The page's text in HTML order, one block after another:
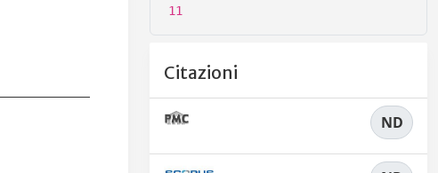
11
Citazioni
ND